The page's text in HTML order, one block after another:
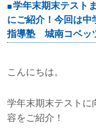
学年末期末テスト
にご紹介！今回は中
指導塾 城南コベッ
こんにちは。
学年末期末テストに
容をご紹介！